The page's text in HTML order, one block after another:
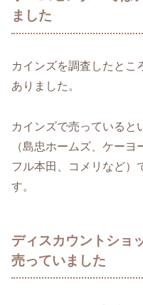
ました
カインズを調査したとこ
ありました。
カインズで売っていると
（島忠ホームズ、ケー
フル本田、コメリなど）
す。
ディスカウントショ
売っていました